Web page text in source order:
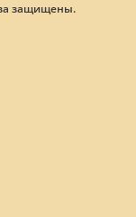
защищены.